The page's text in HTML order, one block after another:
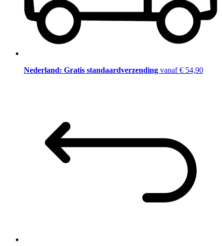
Nederland: Gratis standaardverzending vanaf € 54,90